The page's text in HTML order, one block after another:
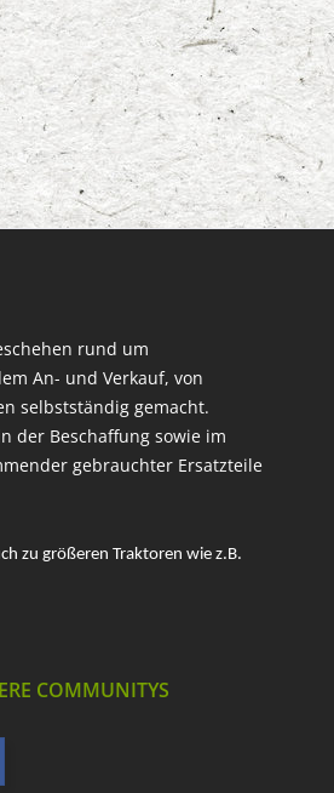
rund um
An- und Verkauf, von
selbstständig gemacht.
der Beschaffung sowie im
gebrauchter Ersatzteile
zu größeren Traktoren wie z.B.
COMMUNITYS